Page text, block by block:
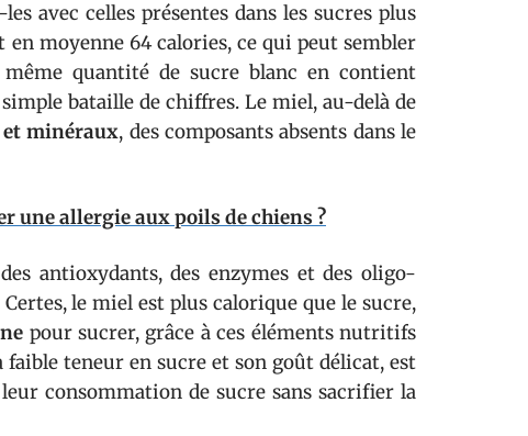
avec celles présentes dans les sucres plus
moyenne 64 calories, ce qui peut sembler
quantité de sucre blanc en contient
bataille de chiffres. Le miel, au-delà de
minéraux, des composants absents dans le
une allergie aux poils de chiens ?
antioxydants, des enzymes et des oligo-
le miel est plus calorique que le sucre,
pour sucrer, grâce à ces éléments nutritifs
faible teneur en sucre et son goût délicat, est
consommation de sucre sans sacrifier la